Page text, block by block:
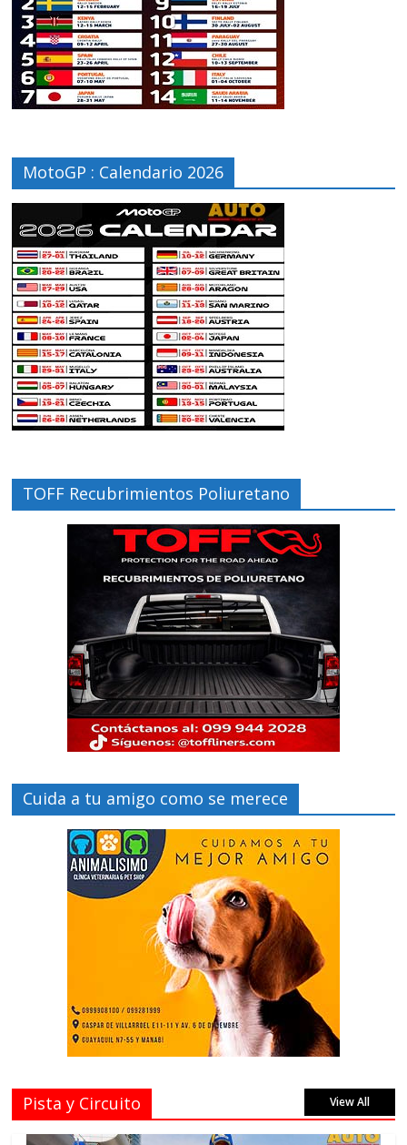
MotoGP : Calendario 2026
TOFF Recubrimientos Poliuretano
Cuida a tu amigo como se merece
Pista y Circuito View All